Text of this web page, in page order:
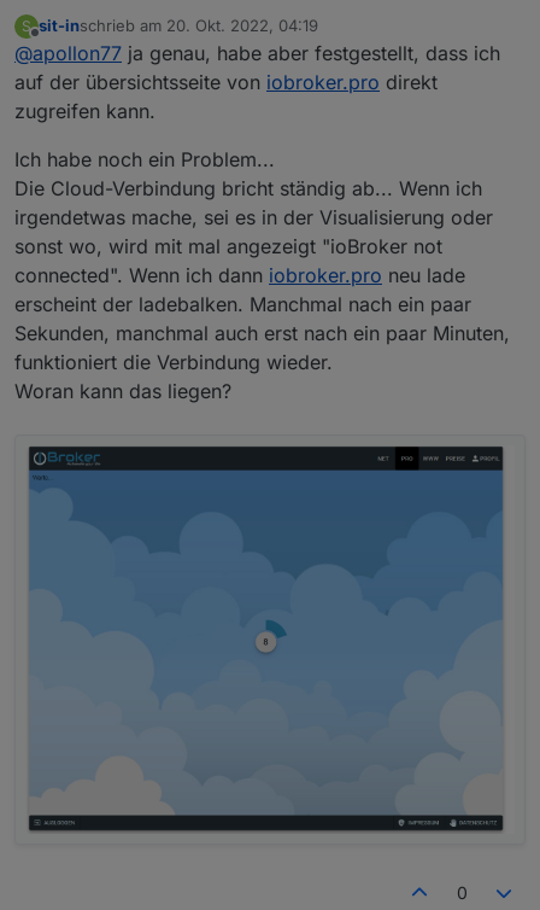
Übersichtsseite im Admin oder wo?
S
Offline
sit-inschrieb am 20. Okt. 2022, 04:19
zuletzt editiert von
@apollon77 ja genau, habe aber festgestellt, dass ich
auf der übersichtsseite von iobroker.pro direkt
zugreifen kann.
Ich habe noch ein Problem...
Die Cloud-Verbindung bricht ständig ab... Wenn ich
irgendetwas mache, sei es in der Visualisierung oder
sonst wo, wird mit mal angezeigt "ioBroker not
connected". Wenn ich dann iobroker.pro neu lade
erscheint der ladebalken. Manchmal nach ein paar
Sekunden, manchmal auch erst nach ein paar Minuten,
funktioniert die Verbindung wieder.
Woran kann das liegen?
0